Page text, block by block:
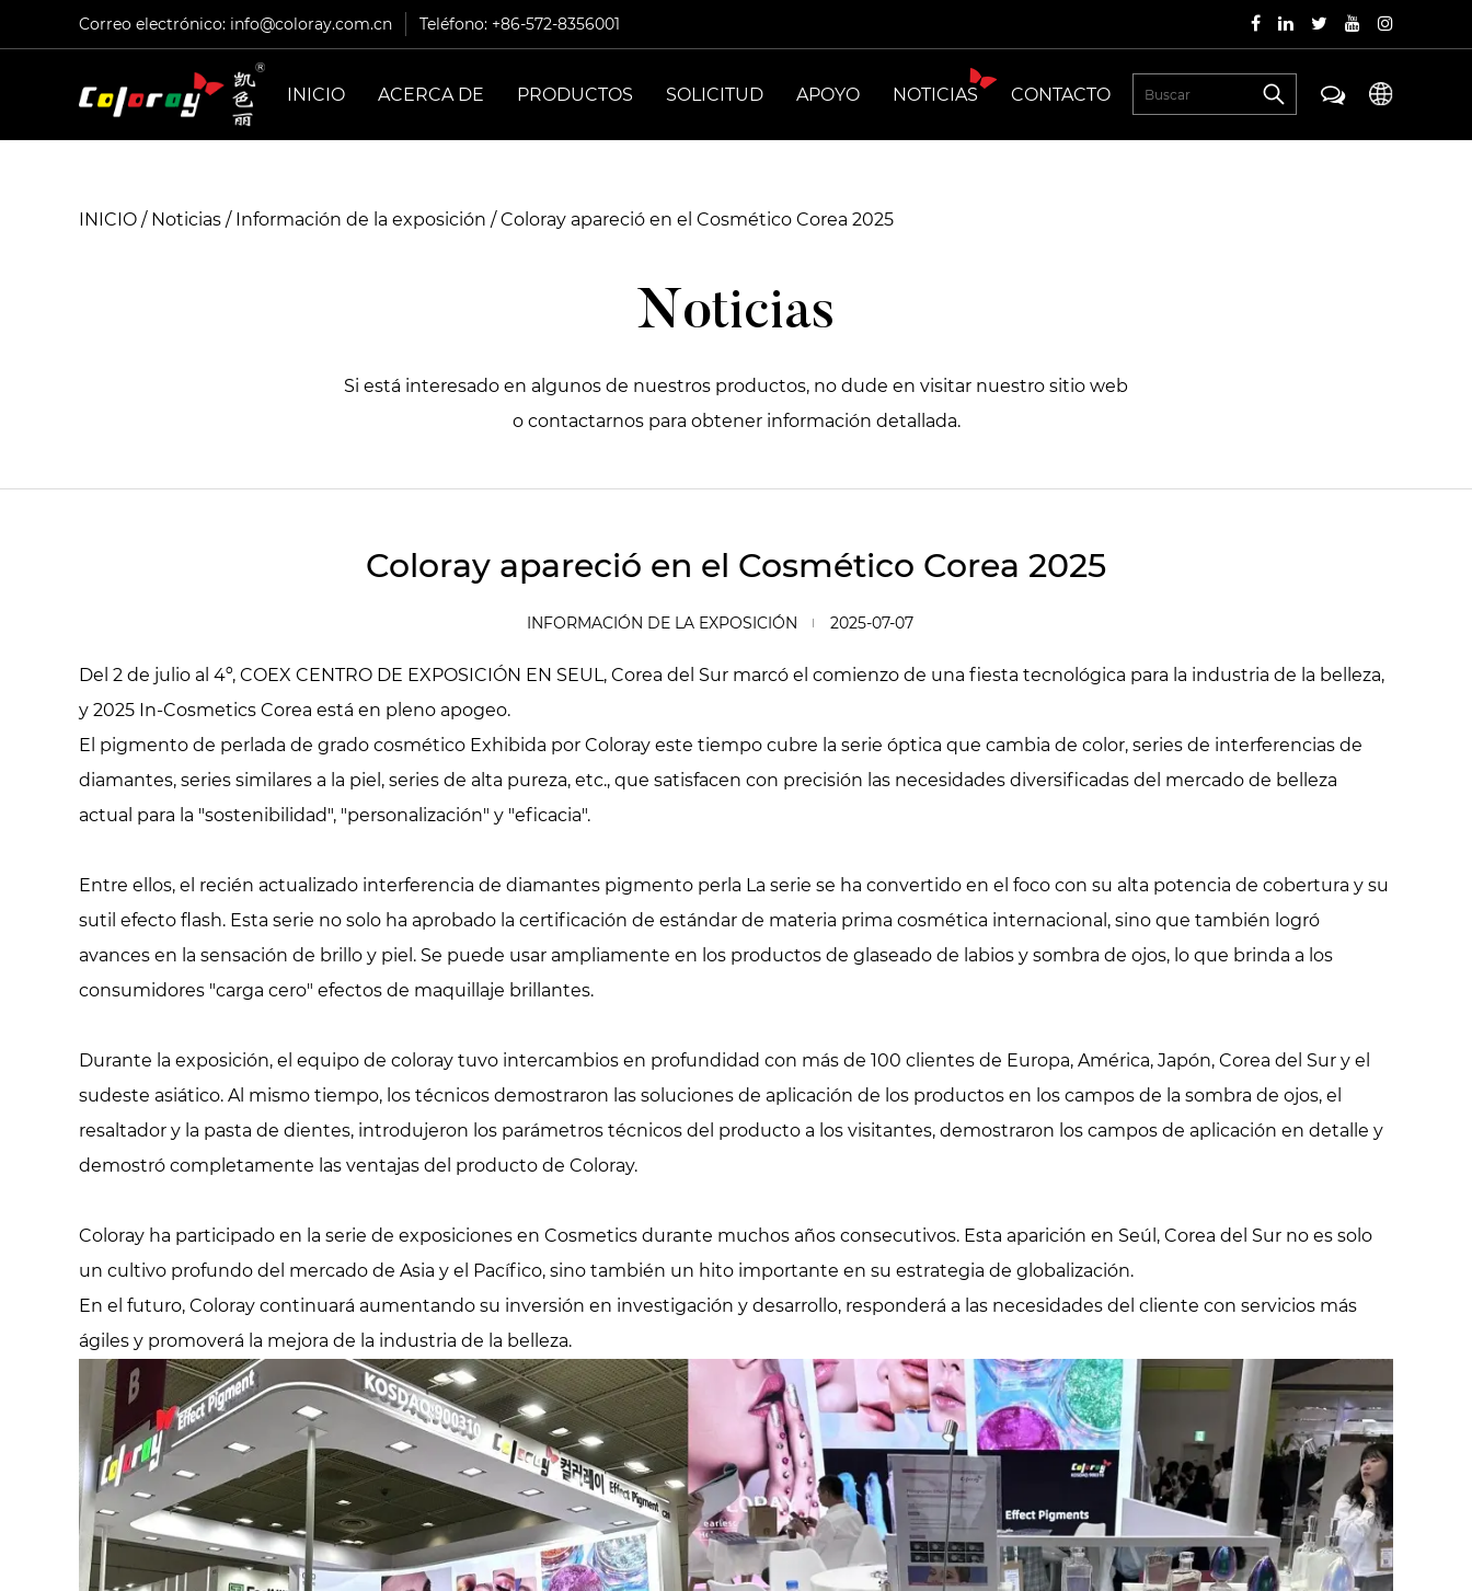
Correo electrónico: info@coloray.com.cn Teléfono: +86-572-8356001
INICIO ACERCA DE PRODUCTOS SOLICITUD APOYO NOTICIAS CONTACTO
INICIO / Noticias / Información de la exposición /Coloray apareció en el Cosmético Corea 2025
Noticias
Si está interesado en algunos de nuestros productos, no dude en visitar nuestro sitio web
o contactarnos para obtener información detallada.
Coloray apareció en el Cosmético Corea 2025
INFORMACIÓN DE LA EXPOSICIÓN 2025-07-07
Del 2 de julio al 4º, COEX CENTRO DE EXPOSICIÓN EN SEUL, Corea del Sur marcó el comienzo de una fiesta tecnológica para la industria de la belleza,
y 2025 In-Cosmetics Corea está en pleno apogeo.
El pigmento de perlada de grado cosmético Exhibida por Coloray este tiempo cubre la serie óptica que cambia de color, series de interferencias de
diamantes, series similares a la piel, series de alta pureza, etc., que satisfacen con precisión las necesidades diversificadas del mercado de belleza
actual para la "sostenibilidad", "personalización" y "eficacia".
Entre ellos, el recién actualizado interferencia de diamantes pigmento perla La serie se ha convertido en el foco con su alta potencia de cobertura y su
sutil efecto flash. Esta serie no solo ha aprobado la certificación de estándar de materia prima cosmética internacional, sino que también logró
avances en la sensación de brillo y piel. Se puede usar ampliamente en los productos de glaseado de labios y sombra de ojos, lo que brinda a los
consumidores "carga cero" efectos de maquillaje brillantes.
Durante la exposición, el equipo de coloray tuvo intercambios en profundidad con más de 100 clientes de Europa, América, Japón, Corea del Sur y el
sudeste asiático. Al mismo tiempo, los técnicos demostraron las soluciones de aplicación de los productos en los campos de la sombra de ojos, el
resaltador y la pasta de dientes, introdujeron los parámetros técnicos del producto a los visitantes, demostraron los campos de aplicación en detalle y
demostró completamente las ventajas del producto de Coloray.
Coloray ha participado en la serie de exposiciones en Cosmetics durante muchos años consecutivos. Esta aparición en Seúl, Corea del Sur no es solo
un cultivo profundo del mercado de Asia y el Pacífico, sino también un hito importante en su estrategia de globalización.
En el futuro, Coloray continuará aumentando su inversión en investigación y desarrollo, responderá a las necesidades del cliente con servicios más
ágiles y promoverá la mejora de la industria de la belleza.